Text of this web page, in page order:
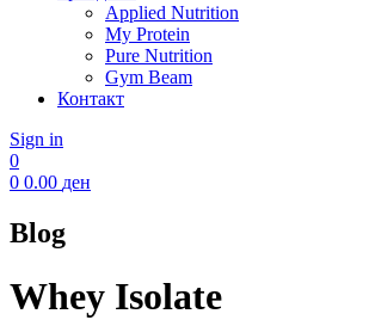
Applied Nutrition
My Protein
Pure Nutrition
Gym Beam
Контакт
Sign in
0
0 0.00 ден
Blog
Whey Isolate